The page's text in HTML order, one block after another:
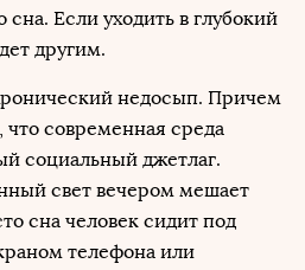
Если уходить в глубокий
другим.
недосып. Причем
современная среда
социальный джетлаг.
свет вечером мешает
сна человек сидит под
телефона или